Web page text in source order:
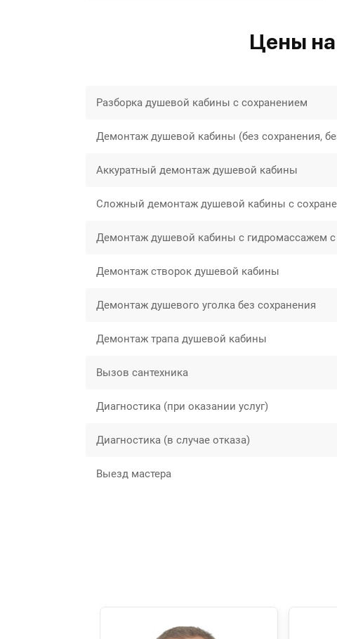
Цены
Разборка душевой кабины с сохранением
Демонтаж душевой кабины (без сохранения,
Аккуратный демонтаж душевой кабины
Сложный демонтаж душевой кабины с
Демонтаж душевой кабины с гидромассажем с
Демонтаж створок душевой кабины
Демонтаж душевого уголка без сохранения
Демонтаж трапа душевой кабины
Вызов сантехника
Диагностика (при оказании услуг)
Диагностика (в случае отказа)
Выезд мастера